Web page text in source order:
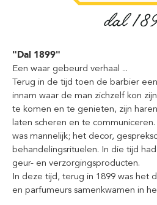
"Dal 1899"
Een waar gebeurd verhaal ...
Terug in de tijd toen de barbier
innam waar de man zichzelf kon
te komen en te genieten, zijn
laten scheren en te
was mannelijk; het decor,
behandelingsrituelen. In die tijd
geur- en verzorgingsproducten.
In deze tijd, terug in 1899 was het
en parfumeurs samenkwamen in